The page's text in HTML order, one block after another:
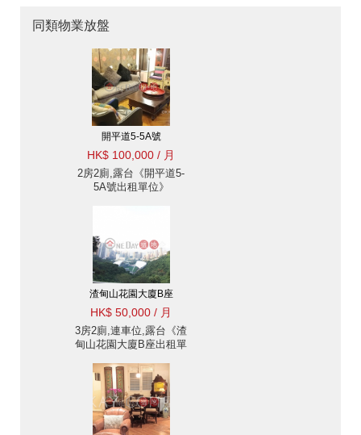
同類物業放盤
開平道5-5A號
HK$ 100,000 / 月
2房2廁,露台《開平道5-
5A號出租單位》
渣甸山花園大廈B座
HK$ 50,000 / 月
3房2廁,連車位,露台《渣
甸山花園大廈B座出租單